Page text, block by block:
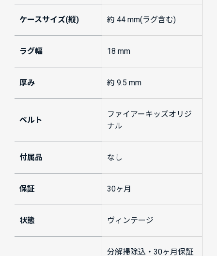
ケースサイズ(縦) 約 44 mm(ラグ含む)
ラグ幅 18 mm
厚み 約 9.5 mm
ベルト
ファイアーキッズオリジ
ナル
付属品 なし
保証 30ヶ月
状態 ヴィンテージ
分解掃除込・30ヶ月保証